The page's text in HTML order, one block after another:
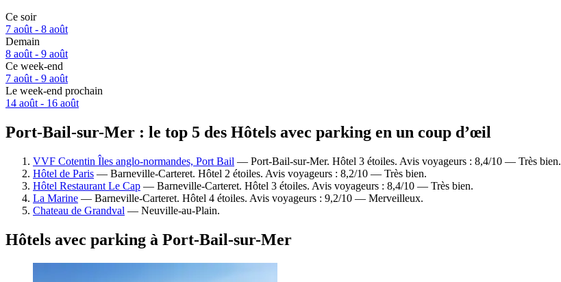
Ce soir
7 août - 8 août
Demain
8 août - 9 août
Ce week-end
7 août - 9 août
Le week-end prochain
14 août - 16 août
Port-Bail-sur-Mer : le top 5 des Hôtels avec parking en un coup d’œil
VVF Cotentin Îles anglo-normandes, Port Bail — Port-Bail-sur-Mer. Hôtel 3 étoiles. Avis voyageurs : 8,4/10 — Très bien.
Hôtel de Paris — Barneville-Carteret. Hôtel 2 étoiles. Avis voyageurs : 8,2/10 — Très bien.
Hôtel Restaurant Le Cap — Barneville-Carteret. Hôtel 3 étoiles. Avis voyageurs : 8,4/10 — Très bien.
La Marine — Barneville-Carteret. Hôtel 4 étoiles. Avis voyageurs : 9,2/10 — Merveilleux.
Chateau de Grandval — Neuville-au-Plain.
Hôtels avec parking à Port-Bail-sur-Mer